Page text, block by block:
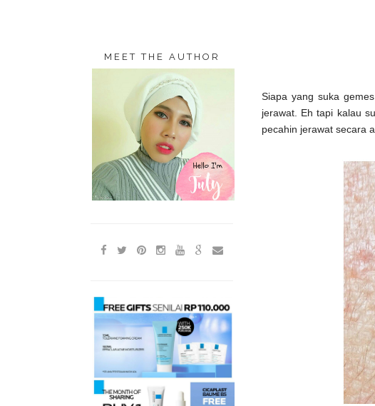
Siapa yang suka
jerawat. Eh tapi kalau
pecahin jerawat secara
MEET THE AUTHOR